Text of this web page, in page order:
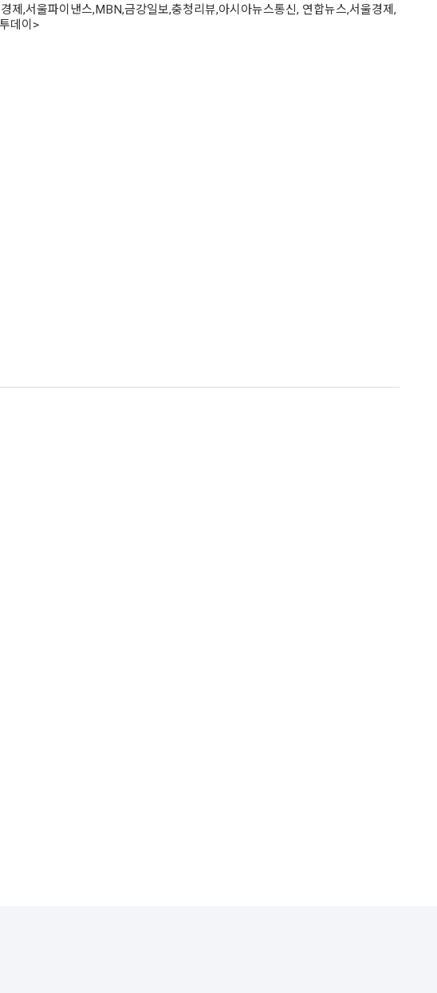
제,서울파이낸스,MBN,금강일보,충청리뷰,아시아뉴스통신, 연합뉴스,서울경제,
데이>